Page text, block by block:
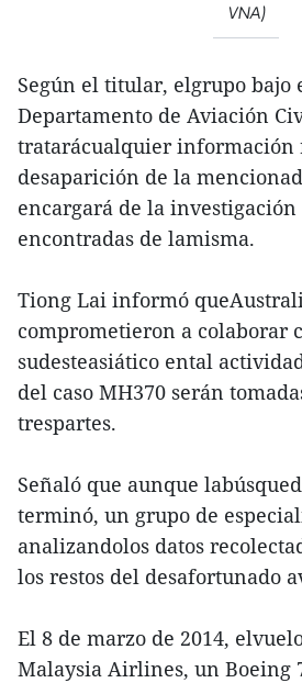
VNA)
Según el titular, elgrupo bajo
Departamento de Aviación
tratarácualquier información
desaparición de la
encargará de la investigación
encontradas de lamisma.
Tiong Lai informó
comprometieron a colaborar
sudesteasiático ental
del caso MH370 serán
trespartes.
Señaló que aunque
terminó, un grupo de
analizandolos datos
los restos del desafortunado
El 8 de marzo de 2014,
Malaysia Airlines, un Boeing